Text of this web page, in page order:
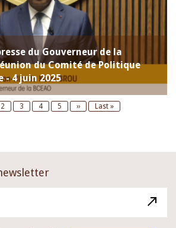
du Gouverneur de la
du Comité de Politique
- 4 juin 2025
Page
2 Page
3 Page
4 Page
5
Next
››
Last
Last »